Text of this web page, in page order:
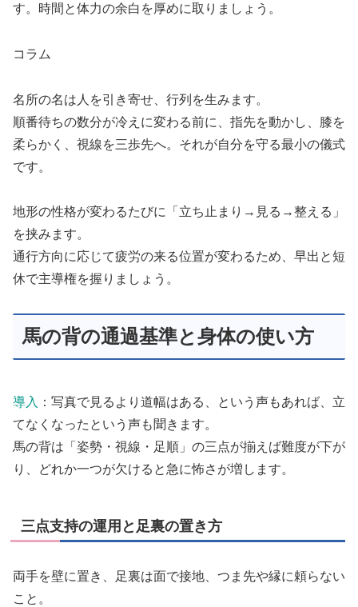
す。時間と体力の余白を厚めに取りましょう。
コラム
名所の名は人を引き寄せ、行列を生みます。
順番待ちの数分が冷えに変わる前に、指先を動かし、膝を
柔らかく、視線を三歩先へ。それが自分を守る最小の儀式
です。
地形の性格が変わるたびに「立ち止まり→見る→整える」
を挟みます。
通行方向に応じて疲労の来る位置が変わるため、早出と短
休で主導権を握りましょう。
馬の背の通過基準と身体の使い方
導入 ：写真で見るより道幅はある、という声もあれば、立
てなくなったという声も聞きます。
馬の背は「姿勢・視線・足順」の三点が揃えば難度が下が
り、どれか一つが欠けると急に怖さが増します。
三点支持の運用と足裏の置き方
両手を壁に置き、足裏は面で接地、つま先や縁に頼らない
こと。